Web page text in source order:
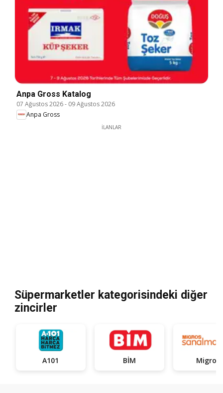
Anpa Gross Katalog
07 Ağustos 2026- 09 Ağustos 2026
Anpa Gross
İLANLAR
Süpermarketler kategorisindeki diğer
zincirler
A101 BİM Migros